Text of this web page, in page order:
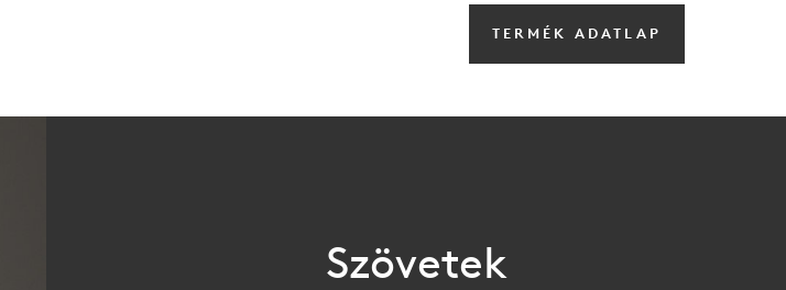
TERMÉK ADATLAP
Szövetek